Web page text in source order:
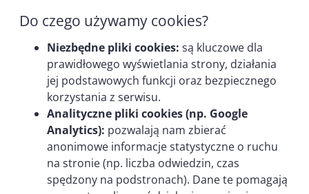
Do czego używamy cookies?
Niezbędne pliki cookies: są kluczowe dla
prawidłowego wyświetlania strony, działania
jej podstawowych funkcji oraz bezpiecznego
korzystania z serwisu.
Analityczne pliki cookies (np. Google
Analytics): pozwalają nam zbierać
anonimowe informacje statystyczne o ruchu
na stronie (np. liczba odwiedzin, czas
spędzony na podstronach). Dane te pomagają